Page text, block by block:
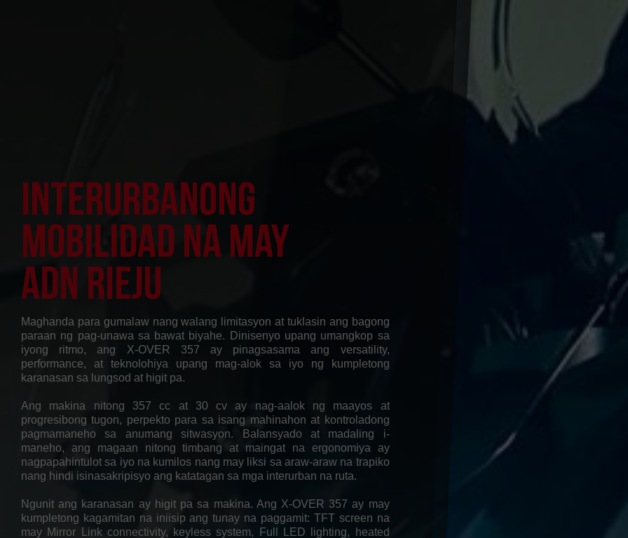
Interurbanong
mobilidad na may
ADN Rieju
Maghanda para gumalaw nang walang limitasyon at tuklasin ang bagong
paraan ng pag-unawa sa bawat biyahe. Dinisenyo upang umangkop sa
iyong ritmo, ang X-OVER 357 ay pinagsasama ang versatility,
performance, at teknolohiya upang mag-alok sa iyo ng kumpletong
karanasan sa lungsod at higit pa.
Ang makina nitong 357 cc at 30 cv ay nag-aalok ng maayos at
progresibong tugon, perpekto para sa isang mahinahon at kontroladong
pagmamaneho sa anumang sitwasyon. Balansyado at madaling i-
maneho, ang magaan nitong timbang at maingat na ergonomiya ay
nagpapahintulot sa iyo na kumilos nang may liksi sa araw-araw na trapiko
nang hindi isinasakripisyo ang katatagan sa mga interurban na ruta.
Ngunit ang karanasan ay higit pa sa makina. Ang X-OVER 357 ay may
kumpletong kagamitan na iniisip ang tunay na paggamit: TFT screen na
may Mirror Link connectivity, keyless system, Full LED lighting, heated